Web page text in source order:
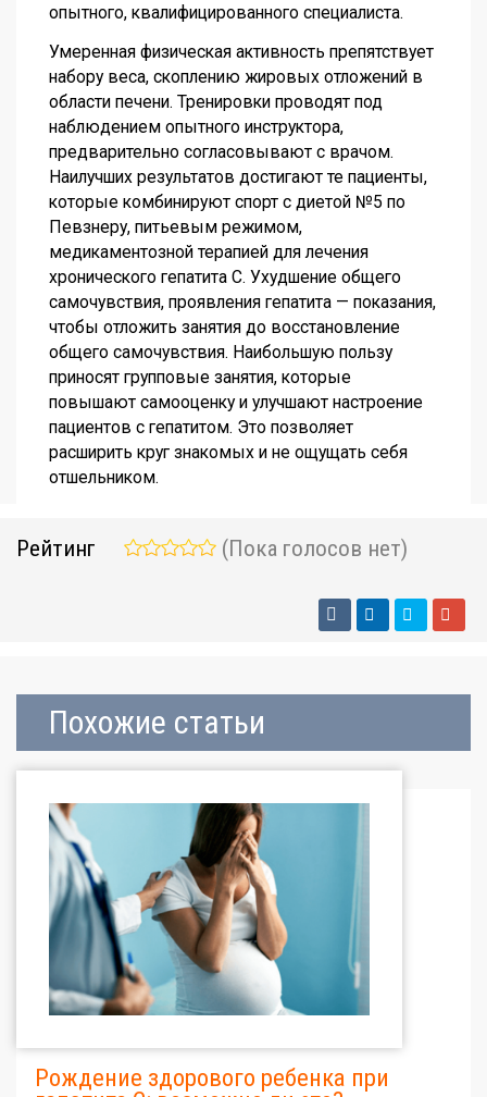
опытного, квалифицированного специалиста.
Умеренная физическая активность препятствует
набору веса, скоплению жировых отложений в
области печени. Тренировки проводят под
наблюдением опытного инструктора,
предварительно согласовывают с врачом.
Наилучших результатов достигают те пациенты,
которые комбинируют спорт с диетой №5 по
Певзнеру, питьевым режимом,
медикаментозной терапией для лечения
хронического гепатита С. Ухудшение общего
самочувствия, проявления гепатита — показания,
чтобы отложить занятия до восстановление
общего самочувствия. Наибольшую пользу
приносят групповые занятия, которые
повышают самооценку и улучшают настроение
пациентов с гепатитом. Это позволяет
расширить круг знакомых и не ощущать себя
отшельником.
Рейтинг (Пока голосов нет)
Похожие статьи
Рождение здорового ребенка при